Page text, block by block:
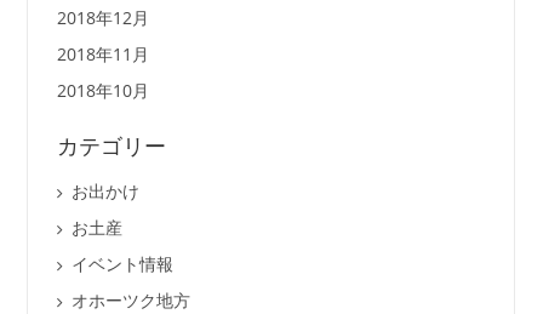
2018年12月
2018年11月
2018年10月
カテゴリー
お出かけ
お土産
イベント情報
オホーツク地方